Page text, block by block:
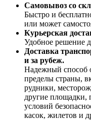
Самовывоз со
Быстро и
или может
Курьерская
Удобное решение
Доставка
и за рубеж.
Надежный способ
пределы страны,
рудники,
другие площадки,
условий
касок, жилетов и